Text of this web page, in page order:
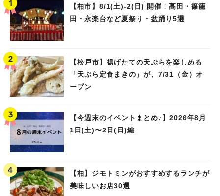
【柏市】8/1(土)‐2(日) 開催！高田・篠籠
田・永楽台など夏祭り・盆踊り5選
【松戸市】揚げたての天ぷらを楽しめる
「天ぷら定食まきの」が、7/31（金）オ
ープン
【今週末のイベントまとめ♪】2026年8月
1日(土)〜2日(日)編
【柏】ジモトミンがおすすめするランチが
美味しいお店30選